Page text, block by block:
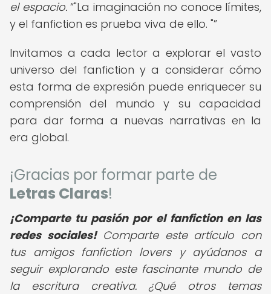
el espacio. "La imaginación no conoce límites,
y el fanfiction es prueba viva de ello. "
Invitamos a cada lector a explorar el vasto
universo del fanfiction y a considerar cómo
esta forma de expresión puede enriquecer su
comprensión del mundo y su capacidad
para dar forma a nuevas narrativas en la
era global.
¡Gracias por formar parte de
Letras Claras!
¡Comparte tu pasión por el fanfiction en las
redes sociales!Comparte este artículo con
tus amigos fanfiction lovers y ayúdanos a
seguir explorando este fascinante mundo de
la escritura creativa. ¿Qué otros temas